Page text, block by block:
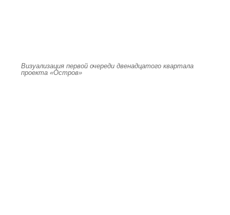
Визуализация первой очереди двенадцатого квартала
проекта «Остров»